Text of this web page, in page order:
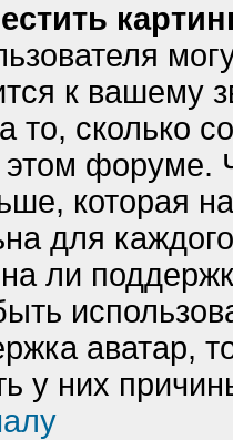
к вашему
то, сколько
этом форуме.
которая
для
ли
аватар,
у них